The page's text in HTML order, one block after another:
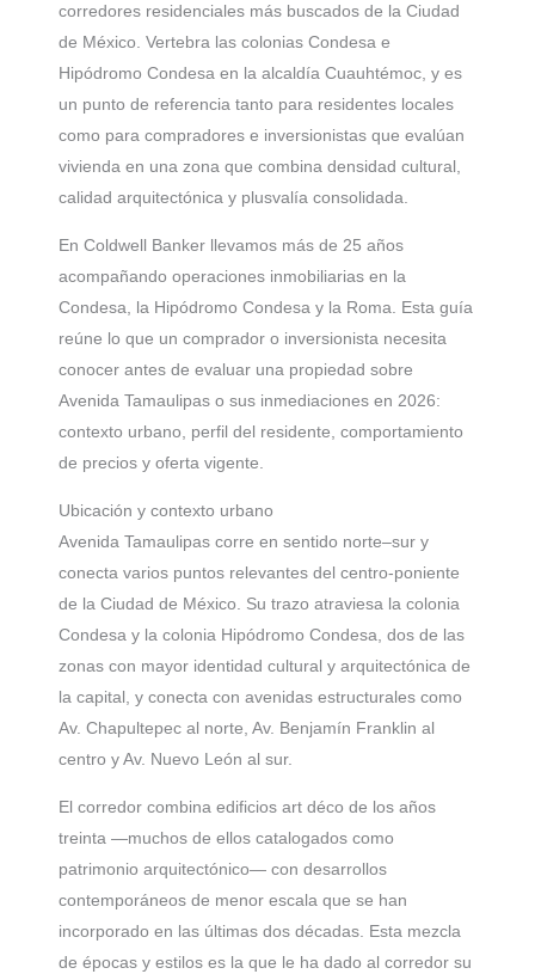
corredores residenciales más buscados de la Ciudad
de México. Vertebra las colonias Condesa e
Hipódromo Condesa en la alcaldía Cuauhtémoc, y es
un punto de referencia tanto para residentes locales
como para compradores e inversionistas que evalúan
vivienda en una zona que combina densidad cultural,
calidad arquitectónica y plusvalía consolidada.
En Coldwell Banker llevamos más de 25 años
acompañando operaciones inmobiliarias en la
Condesa, la Hipódromo Condesa y la Roma. Esta guía
reúne lo que un comprador o inversionista necesita
conocer antes de evaluar una propiedad sobre
Avenida Tamaulipas o sus inmediaciones en 2026:
contexto urbano, perfil del residente, comportamiento
de precios y oferta vigente.
Ubicación y contexto urbano
Avenida Tamaulipas corre en sentido norte–sur y
conecta varios puntos relevantes del centro-poniente
de la Ciudad de México. Su trazo atraviesa la colonia
Condesa y la colonia Hipódromo Condesa, dos de las
zonas con mayor identidad cultural y arquitectónica de
la capital, y conecta con avenidas estructurales como
Av. Chapultepec al norte, Av. Benjamín Franklin al
centro y Av. Nuevo León al sur.
El corredor combina edificios art déco de los años
treinta —muchos de ellos catalogados como
patrimonio arquitectónico— con desarrollos
contemporáneos de menor escala que se han
incorporado en las últimas dos décadas. Esta mezcla
de épocas y estilos es la que le ha dado al corredor su